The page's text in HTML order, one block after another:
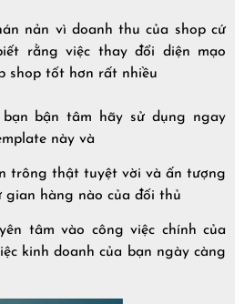
nản vì doanh thu của shop cứ
rằng việc thay đổi diện mạo
shop tốt hơn rất nhiều
bận tâm hãy sử dụng ngay
này và
trông thật tuyệt vời và ấn tượng
gian hàng nào của đối thủ
tâm vào công việc chính của
kinh doanh của bạn ngày càng